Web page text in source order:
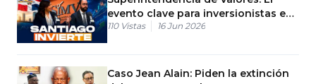
evento clave para inversionistas en
Santiago
110 Vistas 16 Jun 2026
Caso Jean Alain: Piden la extinción